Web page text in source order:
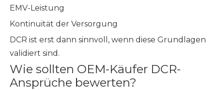
EMV-Leistung
Kontinuität der Versorgung
DCR ist erst dann sinnvoll, wenn diese Grundlagen
validiert sind.
Wie sollten OEM-Käufer DCR-
Ansprüche bewerten?